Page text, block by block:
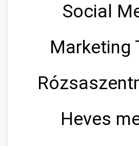
Social
Marketing
Heves